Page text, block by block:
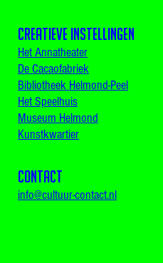
Creatieve instellingen
Het Annatheater
De Cacaofabriek
Bibliotheek Helmond-Peel
Het Speelhuis
Museum Helmond
Kunstkwartier
CONTACT
info@cultuur-contact.nl